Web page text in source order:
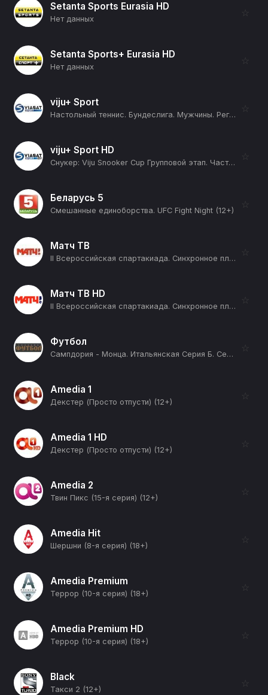
Setanta Sports Eurasia HD
Нет данных
☆
Setanta Sports+ Eurasia HD
Нет данных
☆
viju+ Sport
Настольный теннис. Бундеслига. Мужчины. Регулярный сезон 2025/26. 20 тур. Саарбрюккен - Фульда-Маберцель. Вердер Бремен - Боруссия Дюссельдорф (12+)
☆
viju+ Sport HD
Снукер: Viju Snooker Cup Групповой этап. Часть 7 Группа A: Алексей Корень - Андрей Карасов. Группа B: Диана Миронова - Микаэл Нерсисян (12+)
☆
Беларусь 5
Смешанные единоборства. UFC Fight Night (12+)
☆
Матч ТВ
II Всероссийская спартакиада. Синхронное плавание. Дуэты. Трансляция из Екатеринбурга. Прямая трансляция (12+)
☆
Матч ТВ HD
II Всероссийская спартакиада. Синхронное плавание. Дуэты. Трансляция из Екатеринбурга. Прямая трансляция (12+)
☆
Футбол
Сампдория - Монца. Итальянская Серия Б. Сезон 25/26 (12+)
☆
Amedia 1
Декстер (Просто отпусти) (12+)
☆
Amedia 1 HD
Декстер (Просто отпусти) (12+)
☆
Amedia 2
Твин Пикс (15-я серия) (12+)
☆
Amedia Hit
Шершни (8-я серия) (18+)
☆
Amedia Premium
Террор (10-я серия) (18+)
☆
Amedia Premium HD
Террор (10-я серия) (18+)
☆
Black
Такси 2 (12+)
☆